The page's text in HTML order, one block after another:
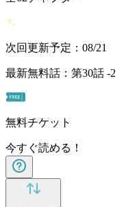
次回更新予定：08/21
最新無料話：第30話 -2
無料チケット
今すぐ読める！